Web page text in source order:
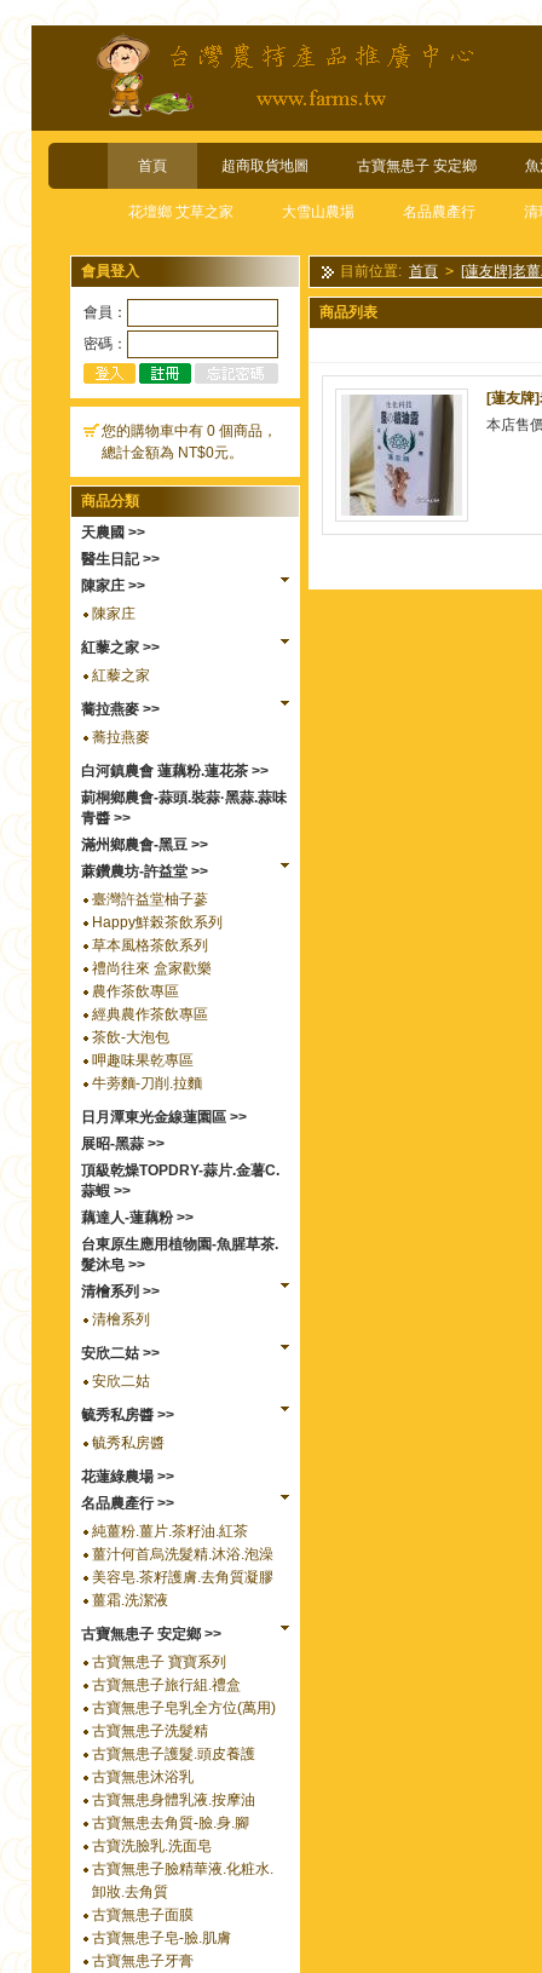
首頁 超商取貨地圖 古寶無患子 安定鄉
花壇鄉 艾草之家 大雪山農場 名品農產行 清
會員登入
會員：
密碼：
您的購物車中有 0 個商品，
總計金額為 NT$0元。
商品分類
天農國 >>
醫生日記 >>
陳家庄 >>
陳家庄
紅藜之家 >>
紅藜之家
蕎拉燕麥 >>
蕎拉燕麥
白河鎮農會 蓮藕粉.蓮花茶 >>
莿桐鄉農會-蒜頭.裝蒜·黑蒜.蒜味
青醬 >>
滿州鄉農會-黑豆 >>
蔴鑽農坊-許益堂 >>
臺灣許益堂柚子蔘
Happy鮮榖茶飲系列
草本風格茶飲系列
禮尚往來 盒家歡樂
農作茶飲專區
經典農作茶飲專區
茶飲-大泡包
呷趣味果乾專區
牛蒡麵-刀削.拉麵
日月潭東光金線蓮園區 >>
展昭-黑蒜 >>
頂級乾燥TOPDRY-蒜片.金薯C.
蒜蝦 >>
藕達人-蓮藕粉 >>
台東原生應用植物園-魚腥草茶.
髮沐皂 >>
清檜系列 >>
清檜系列
安欣二姑 >>
安欣二姑
毓秀私房醬 >>
毓秀私房醬
花蓮綠農場 >>
名品農產行 >>
純薑粉.薑片.茶籽油.紅茶
薑汁何首烏洗髮精.沐浴.泡澡
美容皂.茶籽護膚.去角質凝膠
薑霜.洗潔液
古寶無患子 安定鄉 >>
古寶無患子 寶寶系列
古寶無患子旅行組.禮盒
古寶無患子皂乳全方位(萬用)
古寶無患子洗髮精
古寶無患子護髮.頭皮養護
古寶無患沐浴乳
古寶無患身體乳液.按摩油
古寶無患去角質-臉.身.腳
古寶洗臉乳.洗面皂
古寶無患子臉精華液.化粧水.
卸妝.去角質
古寶無患子面膜
古寶無患子皂-臉.肌膚
古寶無患子牙膏
目前位置: 首頁 > [蓮友牌]老
商品列表
[蓮友牌
本店售